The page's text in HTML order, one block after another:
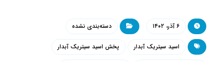
۶ آذر، ۱۴۰۲ دسته‌بندی نشده
اسید سیتریک آبدار پخش اسید سیتریک آبدار